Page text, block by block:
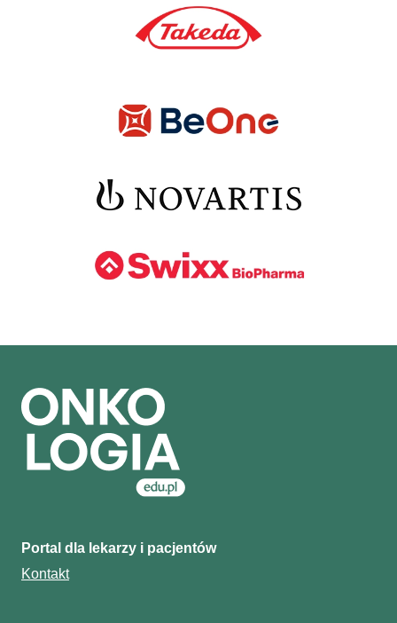
Portal dla lekarzy i pacjentów
Kontakt